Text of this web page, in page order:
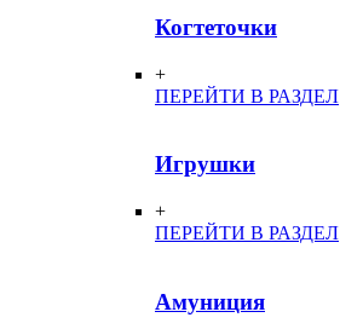
Когтеточки
+
ПЕРЕЙТИ В РАЗДЕЛ
Игрушки
+
ПЕРЕЙТИ В РАЗДЕЛ
Амуниция